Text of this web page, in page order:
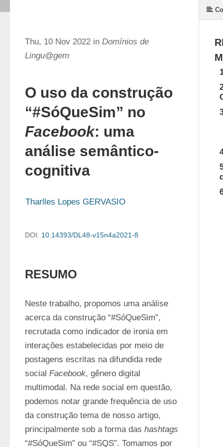
Thu, 10 Nov 2022 in Domínios de
Lingu@gem
O uso da construção
“#SóQueSim” no
Facebook: uma
análise semântico-
cognitiva
Tharlles Lopes GERVASIO
DOI: 10.14393/DL48-v15n4a2021-8
RESUMO
Neste trabalho, propomos uma análise
acerca da construção “#SóQueSim”,
recrutada como indicador de ironia em
interações estabelecidas por meio de
postagens escritas na difundida rede
social Facebook, gênero digital
multimodal. Na rede social em questão,
podemos notar grande frequência de uso
da construção tema de nosso artigo,
principalmente sob a forma das hashtags
“#SóQueSim” ou “#SQS”. Tomamos por